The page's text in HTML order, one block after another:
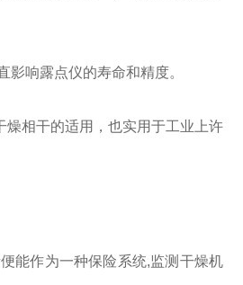
响露点仪的寿命和精度。
相干的适用，也实用于工业上许
能作为一种保险系统,监测干燥机